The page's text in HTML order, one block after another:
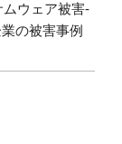
ムウェア被害-
の被害事例